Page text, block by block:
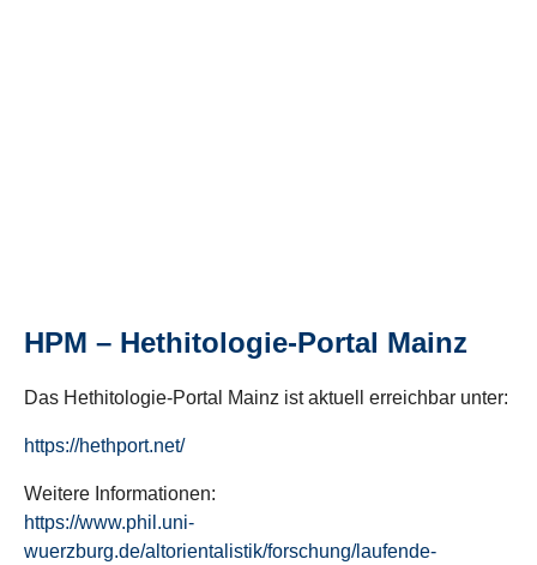
HPM – Hethitologie-Portal Mainz
Das Hethitologie-Portal Mainz ist aktuell erreichbar unter:
https://hethport.net/
Weitere Informationen:
https://www.phil.uni-
wuerzburg.de/altorientalistik/forschung/laufende-